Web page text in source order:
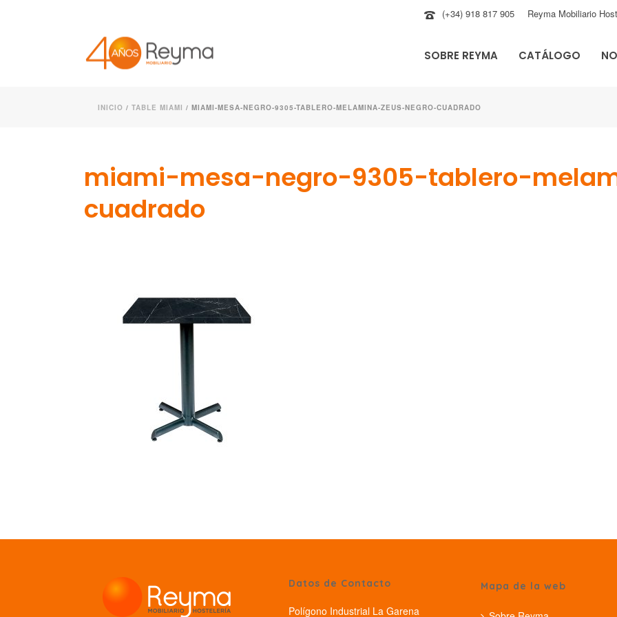
(+34) 918 817 905 Reyma Mobiliario
SOBRE REYMA CATÁLOGO
INICIO / TABLE MIAMI / MIAMI-MESA-NEGRO-9305-TABLERO-MELAMINA-ZEUS-NEGRO-CUADRADO
miami-mesa-negro-9305-tablero-
cuadrado
Datos de Contacto
Polígono Industrial La Garena
Mapa de la web